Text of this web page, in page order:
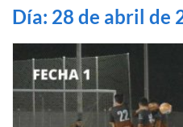
Día: 28 de abril de